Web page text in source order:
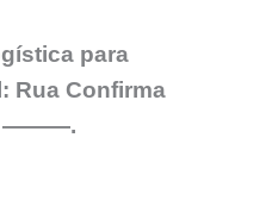
para
Rua Confirma
———.